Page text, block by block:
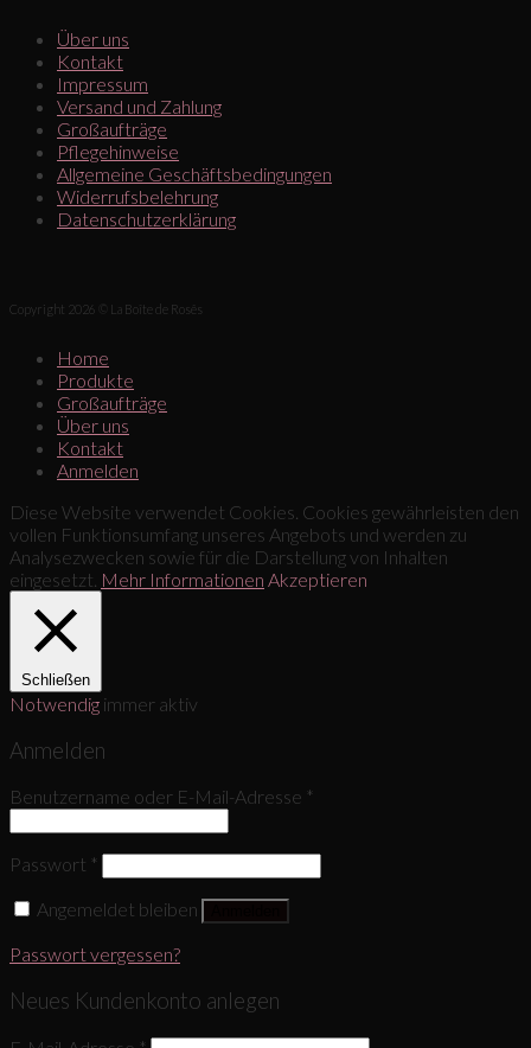
Über uns
Kontakt
Impressum
Versand und Zahlung
Großaufträge
Pflegehinweise
Allgemeine Geschäftsbedingungen
Widerrufsbelehrung
Datenschutzerklärung
Copyright 2026 © La Boîte de Rosês
Home
Produkte
Großaufträge
Über uns
Kontakt
Anmelden
Diese Website verwendet Cookies. Cookies gewährleisten den
vollen Funktionsumfang unseres Angebots und werden zu
Analysezwecken sowie für die Darstellung von Inhalten
eingesetzt. Mehr Informationen Akzeptieren
Schließen
Notwendig immer aktiv
Anmelden
Benutzername oder E-Mail-Adresse *
Passwort *
Angemeldet bleiben
Passwort vergessen?
Neues Kundenkonto anlegen